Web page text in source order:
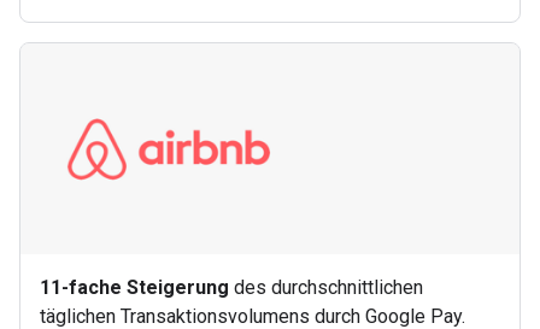
11-fache Steigerung des durchschnittlichen
täglichen Transaktionsvolumens durch Google Pay.